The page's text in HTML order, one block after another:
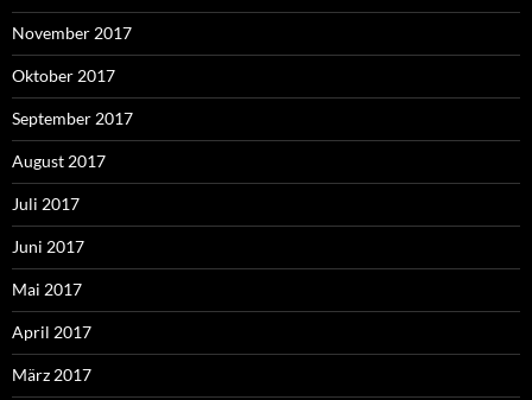
November 2017
Oktober 2017
September 2017
August 2017
Juli 2017
Juni 2017
Mai 2017
April 2017
März 2017